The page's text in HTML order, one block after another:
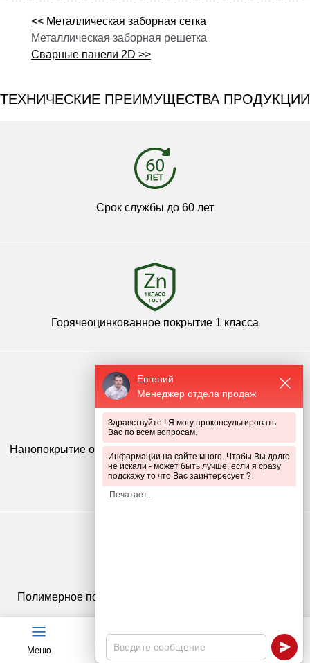
Меню Каталог Калькулятор Чат
<< Металлическая заборная сетка
Металлическая заборная решетка
Сварные панели 2D >>
ТЕХНИЧЕСКИЕ ПРЕИМУЩЕСТВА ПРОДУКЦИИ
Срок службы до 60 лет
Горячеоцинкованное покрытие 1 класса
Нанопокрытие обеспечивает 100% адгезию (сцепление)
слоя краски с цинком
Полимерное покрытие устойчивое к ультрафиолету и
Евгений
Менеджер отдела продаж
Здравствуйте ! Я могу проконсультировать
Вас по всем вопросам.
Информации на сайте много. Чтобы Вы долго
не искали - может быть лучше, если я сразу
подскажу то что Вас заинтересует ?